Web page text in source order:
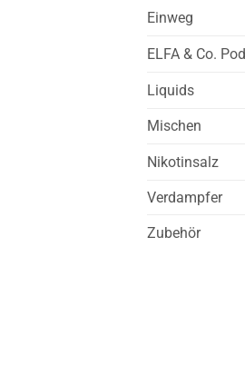
Einweg
ELFA & Co.
Liquids
Mischen
Nikotinsalz
Verdampfer
Zubehör